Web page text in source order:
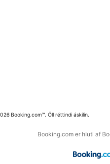
Booking.com™. Öll réttindi áskilin.
Booking.com er hluti af